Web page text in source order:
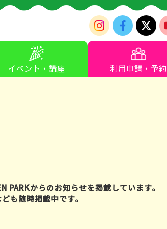
イベント・講座 利用申請・予約
PARKからのお知らせを掲載しています。
も随時掲載中です。